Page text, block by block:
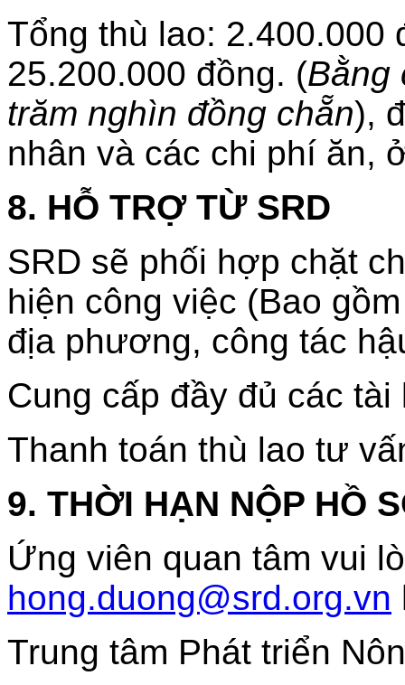
Tổng thù lao: 2.400.000
25.200.000 đồng. (Bằng
trăm nghìn đồng chẵn),
nhân và các chi phí ăn,
8. HỖ TRỢ TỪ SRD
SRD sẽ phối hợp chặt
hiện công việc (Bao
địa phương, công tác
Cung cấp đầy đủ các
Thanh toán thù lao tư
9. THỜI HẠN NỘP HỒ
Ứng viên quan tâm vui
hong.duong@srd.org.vn
Trung tâm Phát triển